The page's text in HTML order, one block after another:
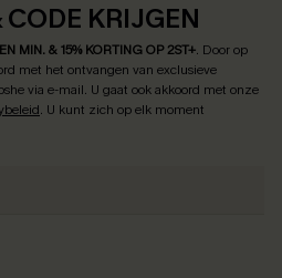
KRIJGEN
MIN. & 15% KORTING OP 2ST+. Door op
met het ontvangen van exclusieve
via e-mail. U gaat ook akkoord met onze
. U kunt zich op elk moment